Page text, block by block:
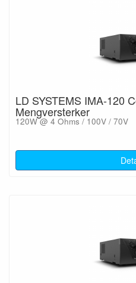
LD SYSTEMS IMA-120
Mengversterker
120W @ 4 Ohms / 100V / 70V